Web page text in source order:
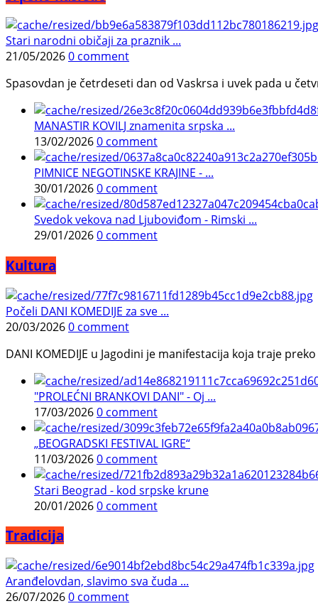
Stari narodni običaji za praznik ...
21/05/20260 comment
Spasovdan je četrdeseti dan od Vaskrsa i uvek pada u
MANASTIR KOVILJ znamenita srpska ...
13/02/20260 comment
PIMNICE NEGOTINSKE KRAJINE - ...
30/01/20260 comment
Svedok vekova nad Ljuboviđom - Rimski ...
29/01/20260 comment
Kultura
Počeli DANI KOMEDIJE za sve ...
20/03/20260 comment
DANI KOMEDIJE u Jagodini je manifestacija koja traje
"PROLEĆNI BRANKOVI DANI" - Oj ...
17/03/20260 comment
„BEOGRADSKI FESTIVAL IGRE“
11/03/20260 comment
Stari Beograd - kod srpske krune
20/01/20260 comment
Tradicija
Aranđelovdan, slavimo sva čuda ...
26/07/20260 comment